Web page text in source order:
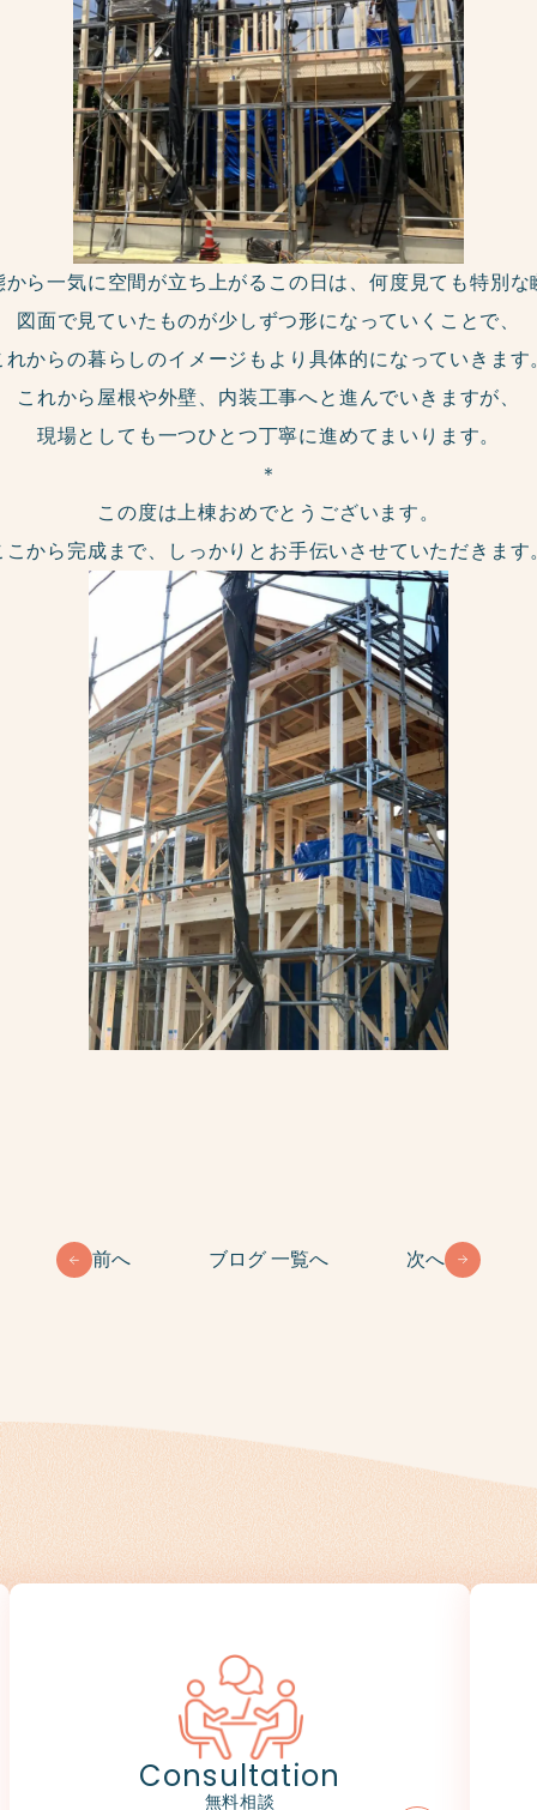
ら一気に空間が立ち上がるこの日は、何度見ても特別な
図面で見ていたものが少しずつ形になっていくことで、
れからの暮らしのイメージもより具体的になっていきます
これから屋根や外壁、内装工事へと進んでいきますが、
現場としても一つひとつ丁寧に進めてまいります。
＊
この度は上棟おめでとうございます。
こから完成まで、しっかりとお手伝いさせていただきます
前へ ブログ 一覧へ 次へ
Consultation
無料相談